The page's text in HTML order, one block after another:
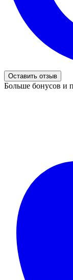
Оставить отзыв
Больше бонусов и